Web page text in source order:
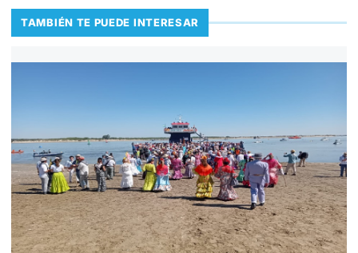
TAMBIÉN TE PUEDE INTERESAR